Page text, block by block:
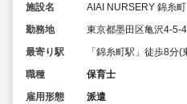
施設名
AIAI NURSERY 錦糸町
勤務地
東京都墨田区亀沢4-5-
最寄り駅
「錦糸町駅」徒歩8分
職種
保育士
雇用形態
派遣